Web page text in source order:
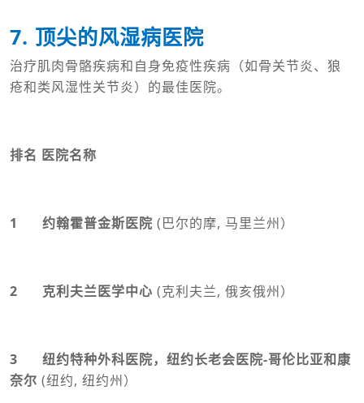
7. 顶尖的风湿病医院
治疗肌肉骨骼疾病和自身免疫性疾病（如骨关节炎、狼
疮和类风湿性关节炎）的最佳医院。
排名 医院名称
1 约翰霍普金斯医院 (巴尔的摩, 马里兰州）
2 克利夫兰医学中心 (克利夫兰, 俄亥俄州）
3 纽约特种外科医院，纽约长老会医院-哥伦比亚和康
奈尔 (纽约, 纽约州）